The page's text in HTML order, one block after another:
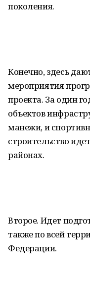
поколения.
Конечно, здесь
мероприятия
проекта. За один
объектов
манежи, и
строительство
районах.
Второе. Идет
также по всей
Федерации.